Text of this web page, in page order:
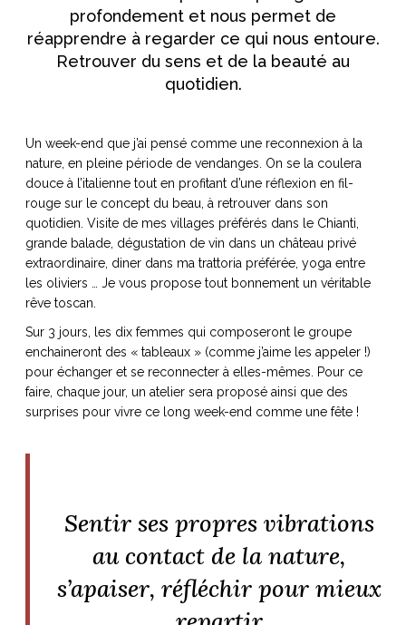
NOS ARTICLES ART ET DESIGN
de tous les
superlatifs
ART DE VIVRE ITALIEN
profondement et nous permet de
réapprendre à regarder ce qui nous entoure.
Retrouver du sens et de la beauté au
quotidien.
Un week-end que j’ai pensé comme une reconnexion à la
nature, en pleine période de vendanges. On se la coulera
douce à l’italienne tout en profitant d’une réflexion en fil-
rouge sur le concept du beau, à retrouver dans son
quotidien. Visite de mes villages préférés dans le Chianti,
grande balade, dégustation de vin dans un château privé
extraordinaire, diner dans ma trattoria préférée, yoga entre
les oliviers … Je vous propose tout bonnement un véritable
rêve toscan.
Sur 3 jours, les dix femmes qui composeront le groupe
enchaineront des « tableaux » (comme j’aime les appeler !)
pour échanger et se reconnecter à elles-mêmes. Pour ce
faire, chaque jour, un atelier sera proposé ainsi que des
surprises pour vivre ce long week-end comme une fête !
Sentir ses propres vibrations
au contact de la nature,
s’apaiser, réfléchir pour mieux